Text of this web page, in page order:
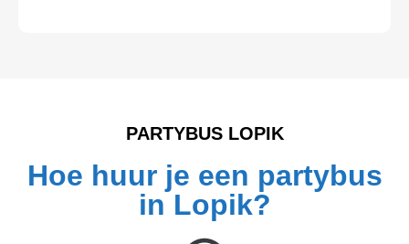
PARTYBUS LOPIK
Hoe huur je een partybus
in Lopik?